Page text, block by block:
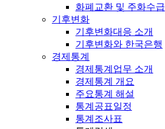
화폐교환 및 주화수급
기후변화
기후변화대응 소개
기후변화와 한국은행
경제통계
경제통계업무 소개
경제통계 개요
주요통계 해설
통계공표일정
통계조사표